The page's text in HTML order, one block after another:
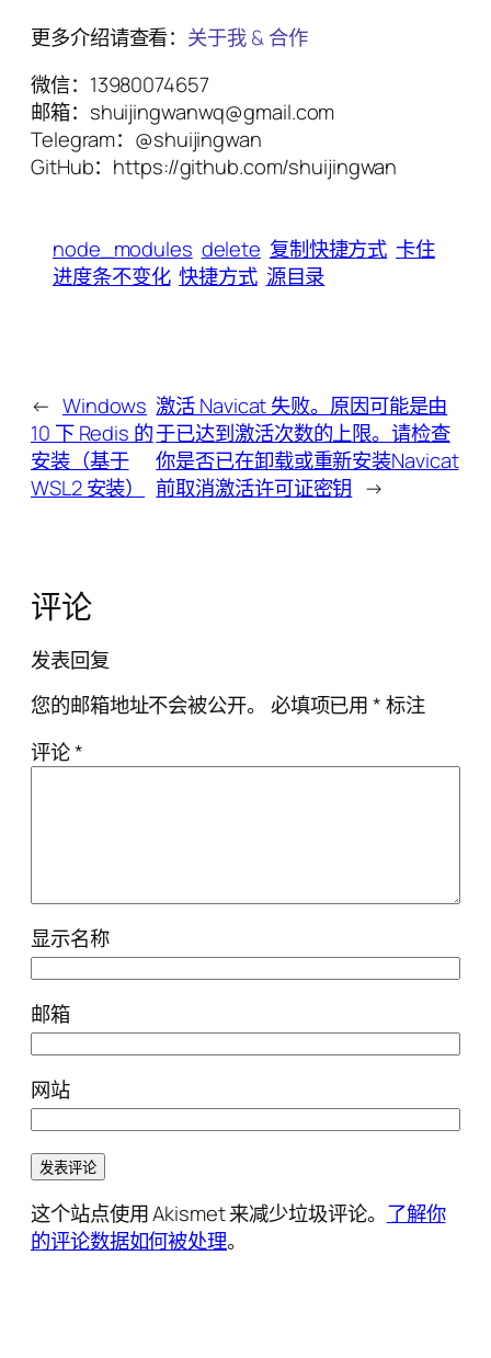
更多介绍请查看： 关于我 & 合作
微信：13980074657
邮箱：shuijingwanwq@gmail.com
Telegram：@shuijingwan
GitHub：https://github.com/shuijingwan
node_modules delete 复制快捷方式 卡住
进度条不变化 快捷方式 源目录
← Windows
10 下 Redis 的
安装（基于
WSL2 安装）
激活 Navicat 失败。原因可能是由
于已达到激活次数的上限。请检查
你是否已在卸载或重新安装Navicat
前取消激活许可证密钥 →
评论
发表回复
您的邮箱地址不会被公开。 必填项已用*标注
评论*
显示名称
邮箱
网站
这个站点使用 Akismet 来减少垃圾评论。 了解你
的评论数据如何被处理。